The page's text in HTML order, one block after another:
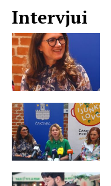
Intervjui